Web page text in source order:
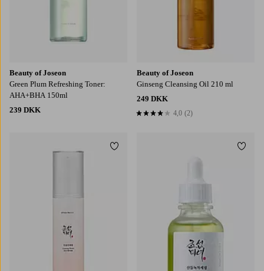
Beauty of Joseon
Green Plum Refreshing Toner:
AHA+BHA 150ml
239 DKK
Beauty of Joseon
Ginseng Cleansing Oil 210 ml
249 DKK
4,0 baseret på 2 bedømmelser
4,0 (2)
Tilføj til favoritter